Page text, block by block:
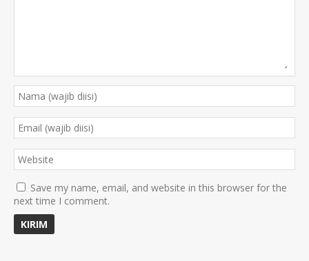
Save my name, email, and website in this browser for the
next time I comment.